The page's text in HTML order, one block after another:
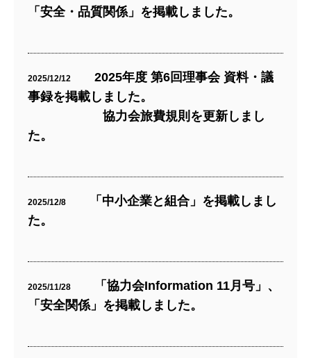
「安全・品質関係」を掲載しました。
2025/12/12
2025年度 第6回理事会 資料・議
事録を掲載しました。
協力会旅費規則を更新しまし
た。
2025/12/8
「中小企業と組合」を掲載しまし
た。
2025/11/28
「協力会Information 11月号」、
「安全関係」を掲載しました。